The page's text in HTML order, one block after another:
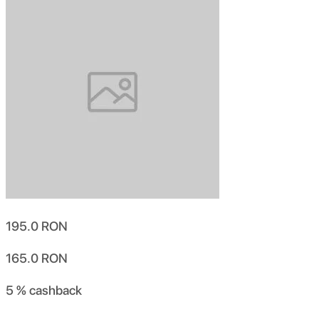
195.0 RON
165.0 RON
5 %cashback